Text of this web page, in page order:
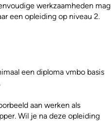
werkzaamheden mag
een opleiding op niveau 2.
een diploma vmbo basis
aan werken als
Wil je na deze opleiding